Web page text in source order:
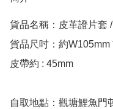
貨品名稱：皮革證片套
貨品尺吋：約W105mm
皮帶約 : 45mm
自取地點：觀塘鯉魚門